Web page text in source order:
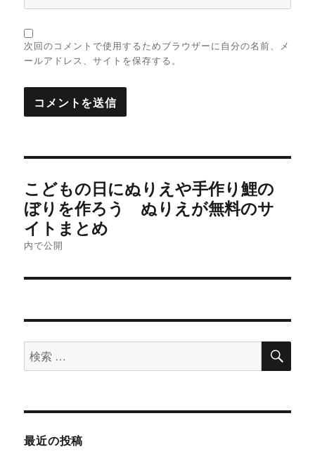
次回のコメントで使用するためブラウザーに自分の名前、メ
ールアドレス、サイトを保存する。
稿
ナ
ー
シ
ン
こどもの日にぬりえや手作り鯉の
ぼりを作ろう ぬりえが無料のサ
イトまとめ
内で公開
検
索
象:
検
最近の投稿